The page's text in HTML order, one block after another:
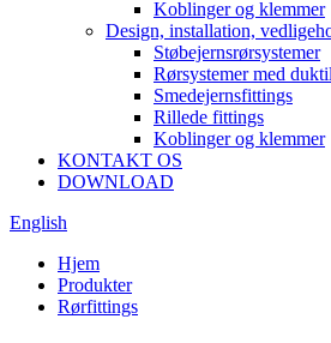
Koblinger og klemmer
Design, installation,
Støbejernsrørsystemer
Rørsystemer med
Smedejernsfittings
Rillede fittings
Koblinger og klemmer
KONTAKT OS
DOWNLOAD
English
Hjem
Produkter
Rørfittings